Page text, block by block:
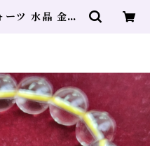
ーツ 水晶 金運